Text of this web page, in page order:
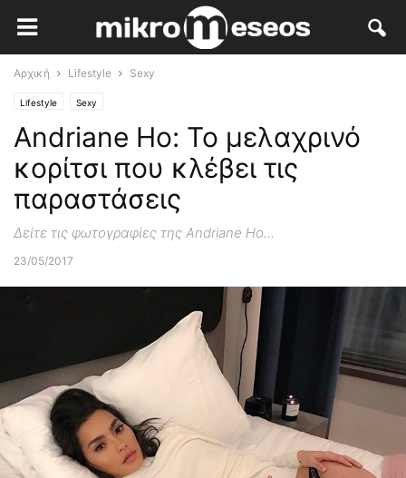
Αρχική Lifestyle Sexy
Lifestyle Sexy
Andriane Ho: Το μελαχρινό
κορίτσι που κλέβει τις
παραστάσεις
Δείτε τις φωτογραφίες της Andriane Ho...
23/05/2017